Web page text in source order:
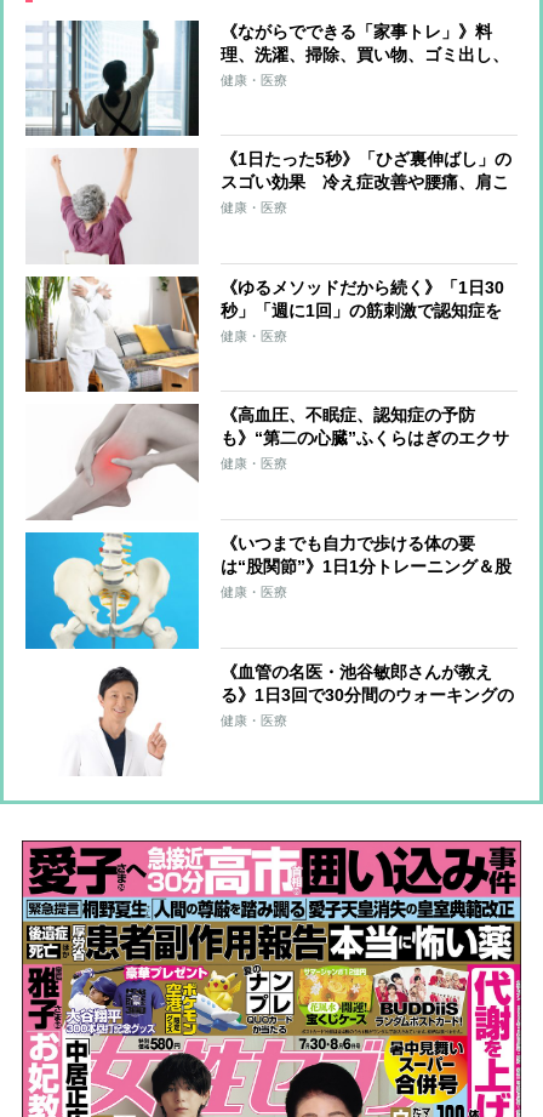
《ながらでできる「家事トレ」》料
理、洗濯、掃除、買い物、ゴミ出し、
水やり…すべてをエクササイズに！ト
健康・医療
《1日たった5秒》「ひざ裏伸ばし」の
スゴい効果 冷え症改善や腰痛、肩こ
り、片頭痛の軽減も
健康・医療
《ゆるメソッドだから続く》「1日30
秒」「週に1回」の筋刺激で認知症を
予防する「30秒スクワット」
健康・医療
《高血圧、不眠症、認知症の予防
も》“第二の心臓”ふくらはぎのエクサ
サイズを医師が伝授！血流改善、筋肉
健康・医療
《いつまでも自力で歩ける体の要
は“股関節”》1日1分トレーニング＆股
関節のズレを防ぐ習慣を医師らが解説
健康・医療
《血管の名医・池谷敏郎さんが教え
る》1日3回で30分間のウォーキングの
運動量に匹敵！血圧改善につながる
健康・医療